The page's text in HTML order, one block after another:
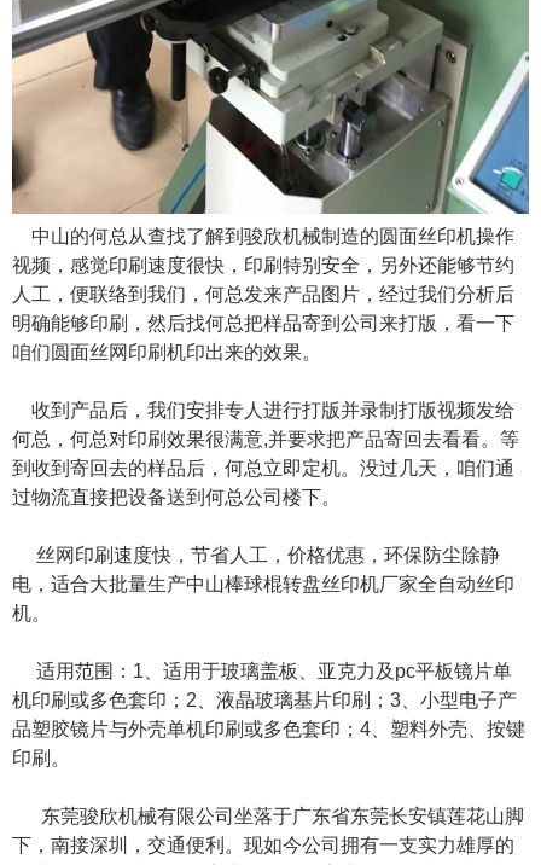
中山的何总从查找了解到骏欣机械制造的圆面丝印机操作
视频，感觉印刷速度很快，印刷特别安全，另外还能够节约
人工，便联络到我们，何总发来产品图片，经过我们分析后
明确能够印刷，然后找何总把样品寄到公司来打版，看一下
咱们圆面丝网印刷机印出来的效果。
收到产品后，我们安排专人进行打版并录制打版视频发给
何总，何总对印刷效果很满意,并要求把产品寄回去看看。等
到收到寄回去的样品后，何总立即定机。没过几天，咱们通
过物流直接把设备送到何总公司楼下。
丝网印刷速度快，节省人工，价格优惠，环保防尘除静
电，适合大批量生产中山棒球棍转盘丝印机厂家全自动丝印
机。
适用范围：1、适用于玻璃盖板、亚克力及pc平板镜片单
机印刷或多色套印；2、液晶玻璃基片印刷；3、小型电子产
品塑胶镜片与外壳单机印刷或多色套印；4、塑料外壳、按键
印刷。
东莞骏欣机械有限公司坐落于广东省东莞长安镇莲花山脚
下，南接深圳，交通便利。现如今公司拥有一支实力雄厚的